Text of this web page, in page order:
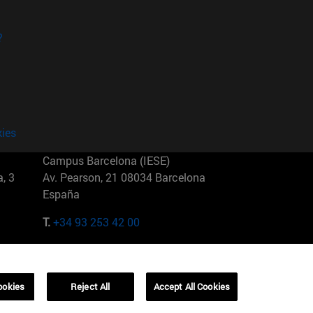
3
Campus Barcelona (IESE)
Av. Pearson, 21 08034 Barcelona
España
T.+34 93 253 42 00
01321001 Bela Vista Brasil
Reject All Accept All Cookies